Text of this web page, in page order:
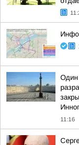
Один
11:16